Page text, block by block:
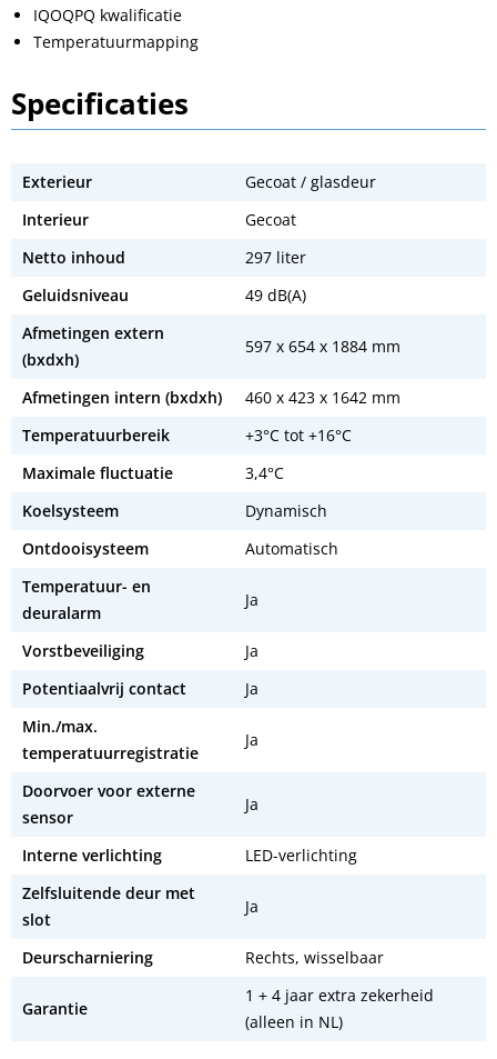
IQOQPQ kwalificatie
Temperatuurmapping
Specificaties
Exterieur
Gecoat / glasdeur
Interieur
Gecoat
Netto inhoud
297 liter
Geluidsniveau
49 dB(A)
Afmetingen extern
(bxdxh)
597 x 654 x 1884 mm
Afmetingen intern (bxdxh)
460 x 423 x 1642 mm
Temperatuurbereik
+3°C tot +16°C
Maximale fluctuatie
3,4°C
Koelsysteem
Dynamisch
Ontdooisysteem
Automatisch
Temperatuur- en
deuralarm
Ja
Vorstbeveiliging
Ja
Potentiaalvrij contact
Ja
Min./max.
temperatuurregistratie
Ja
Doorvoer voor externe
sensor
Ja
Interne verlichting
LED-verlichting
Zelfsluitende deur met
slot
Ja
Deurscharniering Rechts, wisselbaar
Garantie
1 + 4 jaar extra zekerheid
(alleen in NL)